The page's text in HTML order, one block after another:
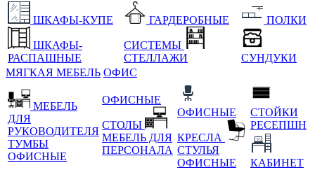
ШКАФЫ-КУПЕ
ШКАФЫ-
РАСПАШНЫЕ
ГАРДЕРОБНЫЕ
СИСТЕМЫ
СТЕЛЛАЖИ
ПОЛКИ
СУНДУКИ
МЯГКАЯ МЕБЕЛЬ ОФИС
МЕБЕЛЬ
ДЛЯ
РУКОВОДИТЕЛЯ
ТУМБЫ
ОФИСНЫЕ
ОФИСНЫЕ
СТОЛЫ
МЕБЕЛЬ ДЛЯ
ПЕРСОНАЛА
ОФИСНЫЕ
КРЕСЛА
СТУЛЬЯ
ОФИСНЫЕ
СТОЙКИ
РЕСЕПШН
КАБИНЕТ